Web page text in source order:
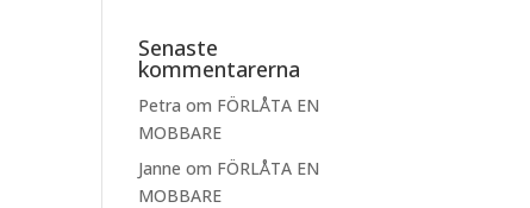
Senaste
kommentarerna
Petra om FÖRLÅTA EN
MOBBARE
Janne om FÖRLÅTA EN
MOBBARE